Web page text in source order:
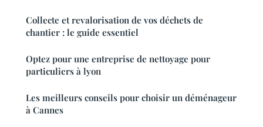
Collecte et revalorisation de vos déchets de
chantier : le guide essentiel
Optez pour une entreprise de nettoyage pour
particuliers à lyon
Les meilleurs conseils pour choisir un déménageur
à Cannes